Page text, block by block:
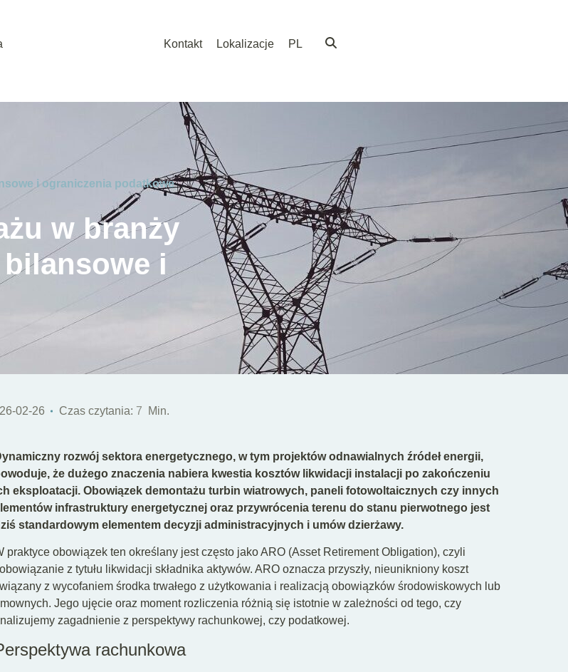
Kontakt Lokalizacje PL
i ograniczenia podatkowe
w branży
i
02-26 Czas czytania: 7 Min.
rozwój sektora energetycznego, w tym projektów odnawialnych źródeł energii,
że dużego znaczenia nabiera kwestia kosztów likwidacji instalacji po zakończeniu
eksploatacji. Obowiązek demontażu turbin wiatrowych, paneli fotowoltaicznych czy innych
infrastruktury energetycznej oraz przywrócenia terenu do stanu pierwotnego jest
standardowym elementem decyzji administracyjnych i umów dzierżawy.
praktyce obowiązek ten określany jest często jako ARO (Asset Retirement Obligation), czyli
z tytułu likwidacji składnika aktywów. ARO oznacza przyszły, nieunikniony koszt
z wycofaniem środka trwałego z użytkowania i realizacją obowiązków środowiskowych lub
Jego ujęcie oraz moment rozliczenia różnią się istotnie w zależności od tego, czy
zagadnienie z perspektywy rachunkowej, czy podatkowej.
rachunkowa